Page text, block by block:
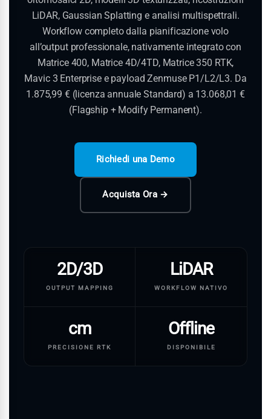
LiDAR, Gaussian Splatting e analisi multispettrali.
Workflow completo dalla pianificazione volo
all’output professionale, nativamente integrato con
Matrice 400, Matrice 4D/4TD, Matrice 350 RTK,
Mavic 3 Enterprise e payload Zenmuse P1/L2/L3. Da
1.875,99 € (licenza annuale Standard) a 13.068,01 €
(Flagship + Modify Permanent).
Richiedi una Demo
Acquista Ora →
2D/3D
OUTPUT MAPPING
LiDAR
WORKFLOW NATIVO
cm
PRECISIONE RTK
Offline
DISPONIBILE